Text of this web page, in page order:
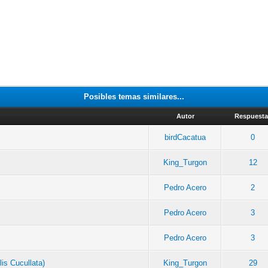
Posibles temas similares...
Autor
birdCacatua 0
King_Turgon 12
Pedro Acero 2
Pedro Acero 3
Pedro Acero 3
Cucullata) King_Turgon 29